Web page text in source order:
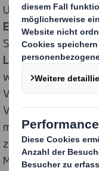
UnterdemMotto
E-Commerce-
Smith auf dem
Lösungen für den
war dabeiMade2fit
Verpackungen in
millimetergenau
zu versendende
Muster zeigte der